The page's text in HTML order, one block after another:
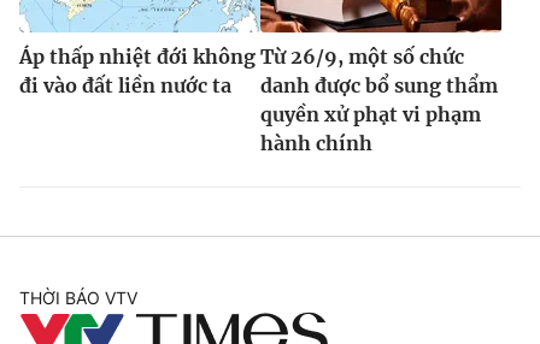
Áp thấp nhiệt đới không
đi vào đất liền nước ta
Từ 26/9, một số chức
danh được bổ sung thẩm
quyền xử phạt vi phạm
hành chính
THỜI BÁO VTV